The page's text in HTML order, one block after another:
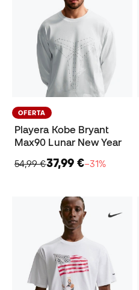
OFERTA
Playera Kobe Bryant
Max90 Lunar New Year
54,99 €37,99 €−31%